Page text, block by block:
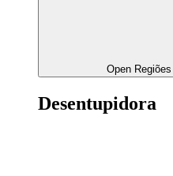
Open
Desentupidora